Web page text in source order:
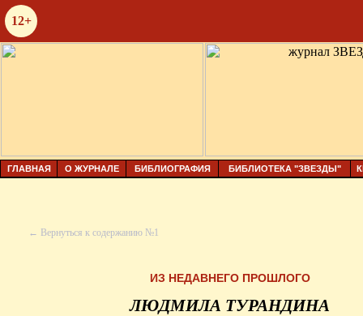
12+
ГЛАВНАЯ О ЖУРНАЛЕ БИБЛИОГРАФИЯ БИБЛИОТЕКА "ЗВЕЗДЫ"
← Вернуться к содержанию №1
ИЗ НЕДАВНЕГО ПРОШЛОГО
ЛЮДМИЛА ТУРАНДИНА